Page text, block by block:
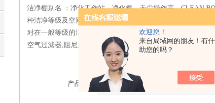
欢迎您！
来自局域网的朋友！有
助您的吗？
洁净棚别名 ：净化工作站、净化棚、无尘操作亭、CLEAN
种洁净等级及空间搭配形式,可以根据使用需求设计制作,因
对在一般等级的洁净室中部地区需要高洁净度的地方做部增
空气过滤器,阻尼层,灯具等组成, 外壳喷塑.该产品既可悬挂,
产品：